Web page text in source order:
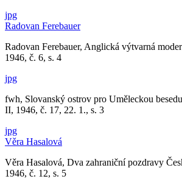
jpg
Radovan Ferebauer
Radovan Ferebauer, Anglická výtvarná
1946, č. 6, s. 4
jpg
fwh, Slovanský ostrov pro Uměleckou
II, 1946, č. 17, 22. 1., s. 3
jpg
Věra Hasalová
Věra Hasalová, Dva zahraniční pozdravy
1946, č. 12, s. 5